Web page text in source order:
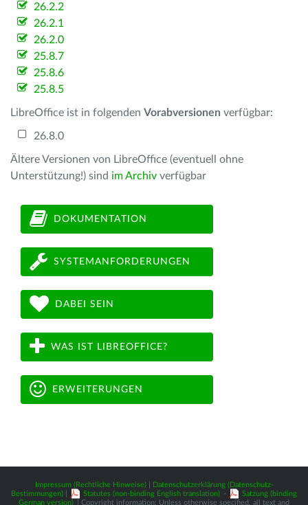
26.2.2
26.2.1
26.2.0
25.8.7
25.8.6
25.8.5
LibreOffice ist in folgenden Vorabversionen verfügbar:
26.8.0
Ältere Versionen von LibreOffice (eventuell ohne
Unterstützung!) sind im Archiv verfügbar
DOKUMENTATION
SYSTEMANFORDERUNGEN
DABEI SEIN
WAS IST LIBREOFFICE?
ERWEITERUNGEN
Impressum (Rechtliche Hinweise)|
Datenschutzerklärung (Datenschutz-
Bestimmungen)
Statutes (non-binding English translation) -
Satzung (binding
German version)
| Copyright information: Unless otherwise specified, all text and